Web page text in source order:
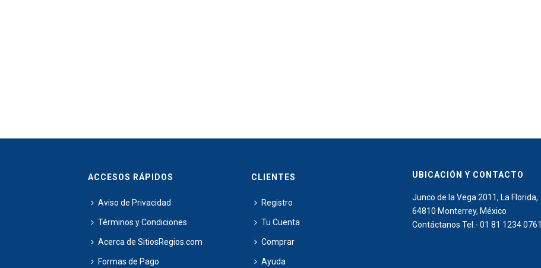
ACCESOS RÁPIDOS
Aviso de Privacidad
Términos y Condiciones
Acerca de SitiosRegios.com
Formas de Pago
CLIENTES
Registro
Tu Cuenta
Comprar
Ayuda
UBICACIÓN Y CONTACTO
Junco de la Vega 2011, La Florida,
64810 Monterrey, México
Contáctanos Tel.- 01 81 1234 0761